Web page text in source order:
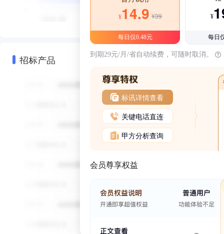
招标产品
¥14.9 ¥39
每日仅0.48元
¥
每日
到期29元/月/省自动续费，可随时取消。
标讯详情查看
关键电话直连
甲方分析查询
会员尊享权益